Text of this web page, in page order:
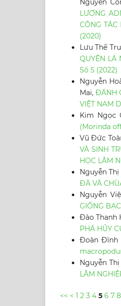
Nguyễn
LƯỢNG
CÔNG
(2020)
Lưu Thế
QUYÊN LÁ
Số 5 (2022)
Nguyễn
Mai,ĐÁNH
VIỆT NAM
Kim Ngọc
(Morinda
Vũ Đức
VÀ SINH
HỌC LÂM
Nguyễn
ĐÀ VÀ
Nguyễn
GIỐNG
Đào Thanh
PHÁ HỦY
Đoàn Đình
Nguyễn
LÂM
<< < 1 2 3 4 5 6 7 8